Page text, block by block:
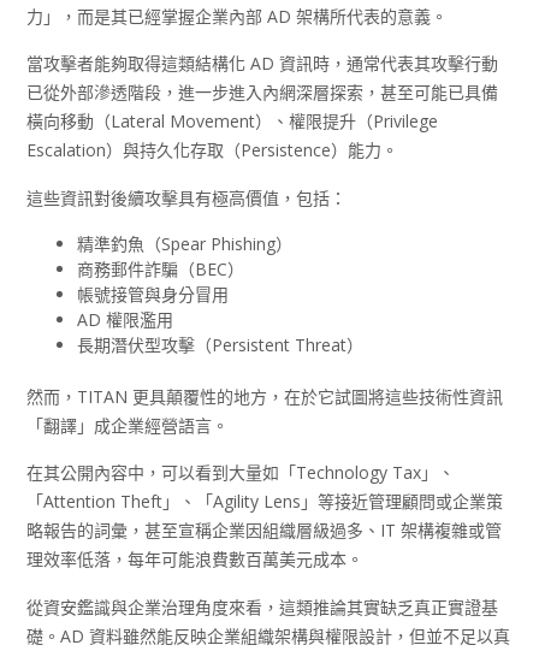
力」，而是其已經掌握企業內部 AD 架構所代表的意義。
當攻擊者能夠取得這類結構化 AD 資訊時，通常代表其攻擊行動
已從外部滲透階段，進一步進入內網深層探索，甚至可能已具備
橫向移動（Lateral Movement）、權限提升（Privilege
Escalation）與持久化存取（Persistence）能力。
這些資訊對後續攻擊具有極高價值，包括：
精準釣魚（Spear Phishing）
商務郵件詐騙（BEC）
帳號接管與身分冒用
AD 權限濫用
長期潛伏型攻擊（Persistent Threat）
然而，TITAN 更具顛覆性的地方，在於它試圖將這些技術性資訊
「翻譯」成企業經營語言。
在其公開內容中，可以看到大量如「Technology Tax」、
「Attention Theft」、「Agility Lens」等接近管理顧問或企業策
略報告的詞彙，甚至宣稱企業因組織層級過多、IT 架構複雜或管
理效率低落，每年可能浪費數百萬美元成本。
從資安鑑識與企業治理角度來看，這類推論其實缺乏真正實證基
礎。AD 資料雖然能反映企業組織架構與權限設計，但並不足以真